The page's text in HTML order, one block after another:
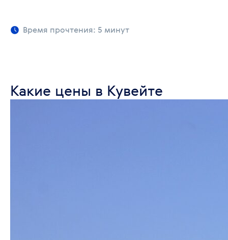
Время прочтения: 5 минут
Какие цены в Кувейте